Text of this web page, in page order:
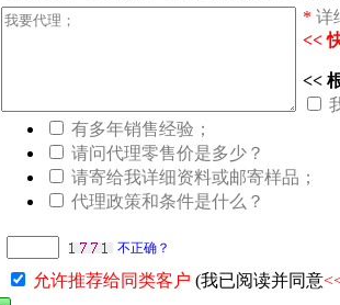
* 详
<<
<<
有多年销售经验；
请问代理零售价是多少？
请寄给我详细资料或邮寄样品；
代理政策和条件是什么？
不正确？
允许推荐给同类客户 (我已阅读并同意